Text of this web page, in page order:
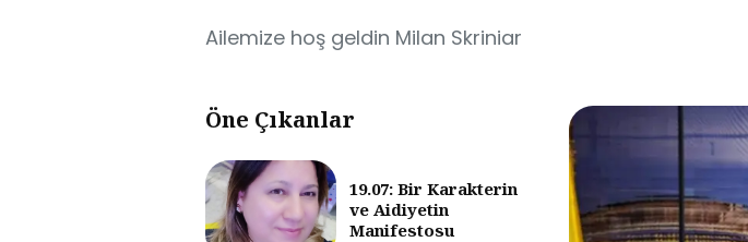
Ailemize hoş geldin Milan Skriniar
Öne Çıkanlar
19.07: Bir Karakterin
ve Aidiyetin
Manifestosu